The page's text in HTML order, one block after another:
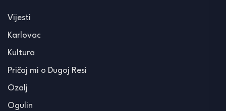
Vijesti
Karlovac
Kultura
Pričaj mi o Dugoj Resi
Ozalj
Ogulin